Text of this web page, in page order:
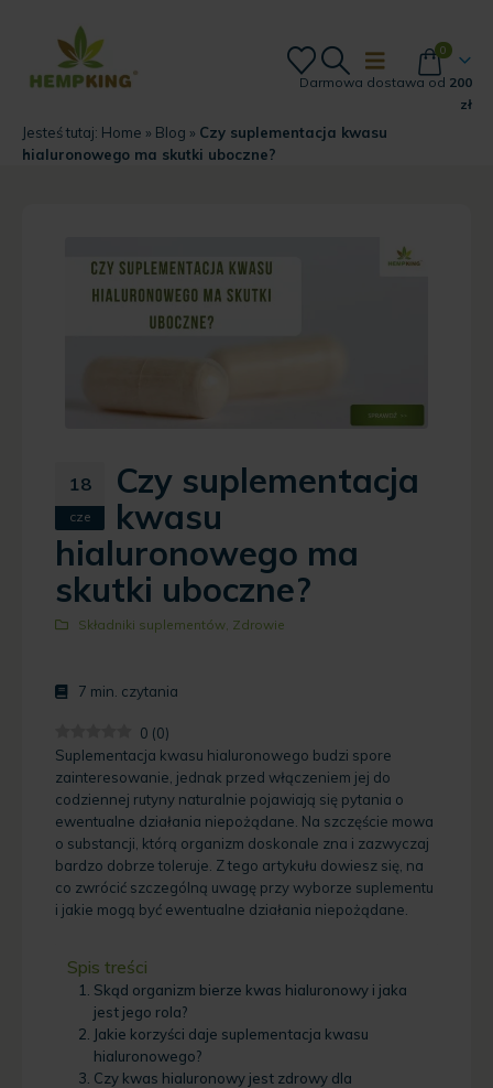
0
Darmowa dostawa od 200
zł
Jesteś tutaj: Home » Blog » Czy suplementacja kwasu
hialuronowego ma skutki uboczne?
18
cze
Czy suplementacja
kwasu
hialuronowego ma
skutki uboczne?
Składniki suplementów, Zdrowie
7 min. czytania
0 (0)
Suplementacja kwasu hialuronowego budzi spore
zainteresowanie, jednak przed włączeniem jej do
codziennej rutyny naturalnie pojawiają się pytania o
ewentualne działania niepożądane. Na szczęście mowa
o substancji, którą organizm doskonale zna i zazwyczaj
bardzo dobrze toleruje. Z tego artykułu dowiesz się, na
co zwrócić szczególną uwagę przy wyborze suplementu
i jakie mogą być ewentualne działania niepożądane.
Spis treści
Skąd organizm bierze kwas hialuronowy i jaka
jest jego rola?
Jakie korzyści daje suplementacja kwasu
hialuronowego?
Czy kwas hialuronowy jest zdrowy dla